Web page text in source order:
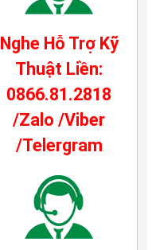
Nghe Hỗ Trợ Kỹ
Thuật Liền:
0866.81.2818
/Zalo /Viber
/Telergram